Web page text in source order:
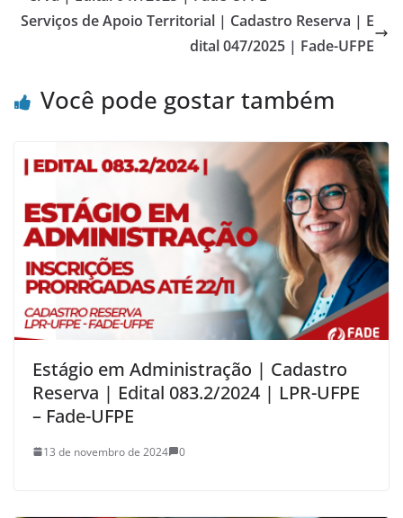
Serviços de Apoio Territorial | Cadastro Reserva | E
dital 047/2025 | Fade-UFPE
Você pode gostar também
Estágio em Administração | Cadastro
Reserva | Edital 083.2/2024 | LPR-UFPE
– Fade-UFPE
13 de novembro de 2024 0